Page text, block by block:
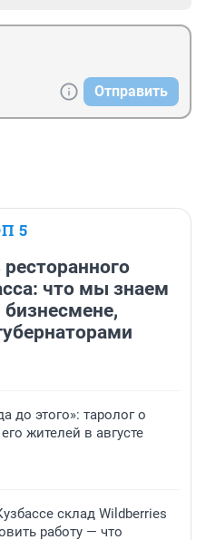
Отправить
5
что мы знаем
до этого»: таролог о
жителей в августе
склад Wildberries
работу — что